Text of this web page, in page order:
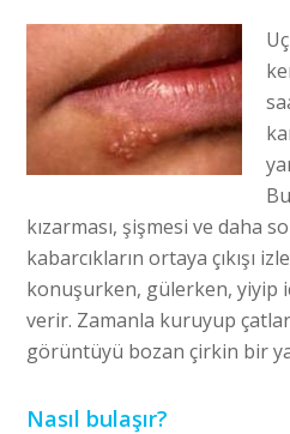
kızarması, şişmesi ve daha
kabarcıkların ortaya çıkışı
konuşurken, gülerken, yiyip
verir. Zamanla kuruyup
görüntüyü bozan çirkin bir
Nasıl bulaşır?